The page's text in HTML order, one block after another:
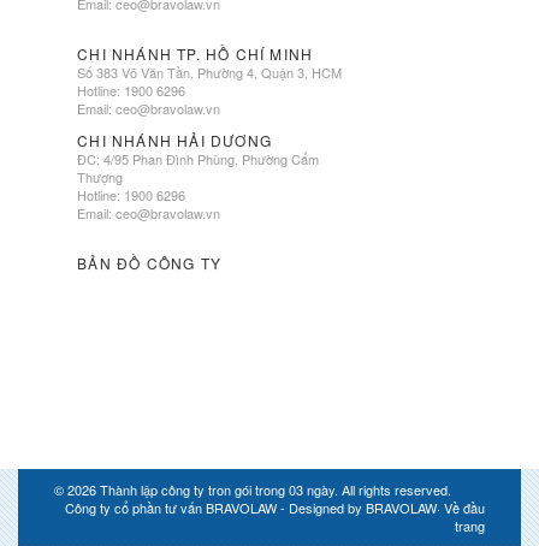
Email:ceo@bravolaw.vn
CHI NHÁNH TP. HỒ CHÍ MINH
Số 383 Võ Văn Tần, Phường 4, Quận 3, HCM
Hotline: 1900 6296
Email:ceo@bravolaw.vn
CHI NHÁNH HẢI DƯƠNG
ĐC: 4/95 Phan Đình Phùng, Phường Cẩm
Thượng
Hotline: 1900 6296
Email:ceo@bravolaw.vn
BẢN ĐỒ CÔNG TY
© 2026Thành lập công ty tron gói trong 03 ngày. All rights reserved.
Công ty cổ phần tư vấn BRAVOLAW - Designed by BRAVOLAW· Về đầu
trang